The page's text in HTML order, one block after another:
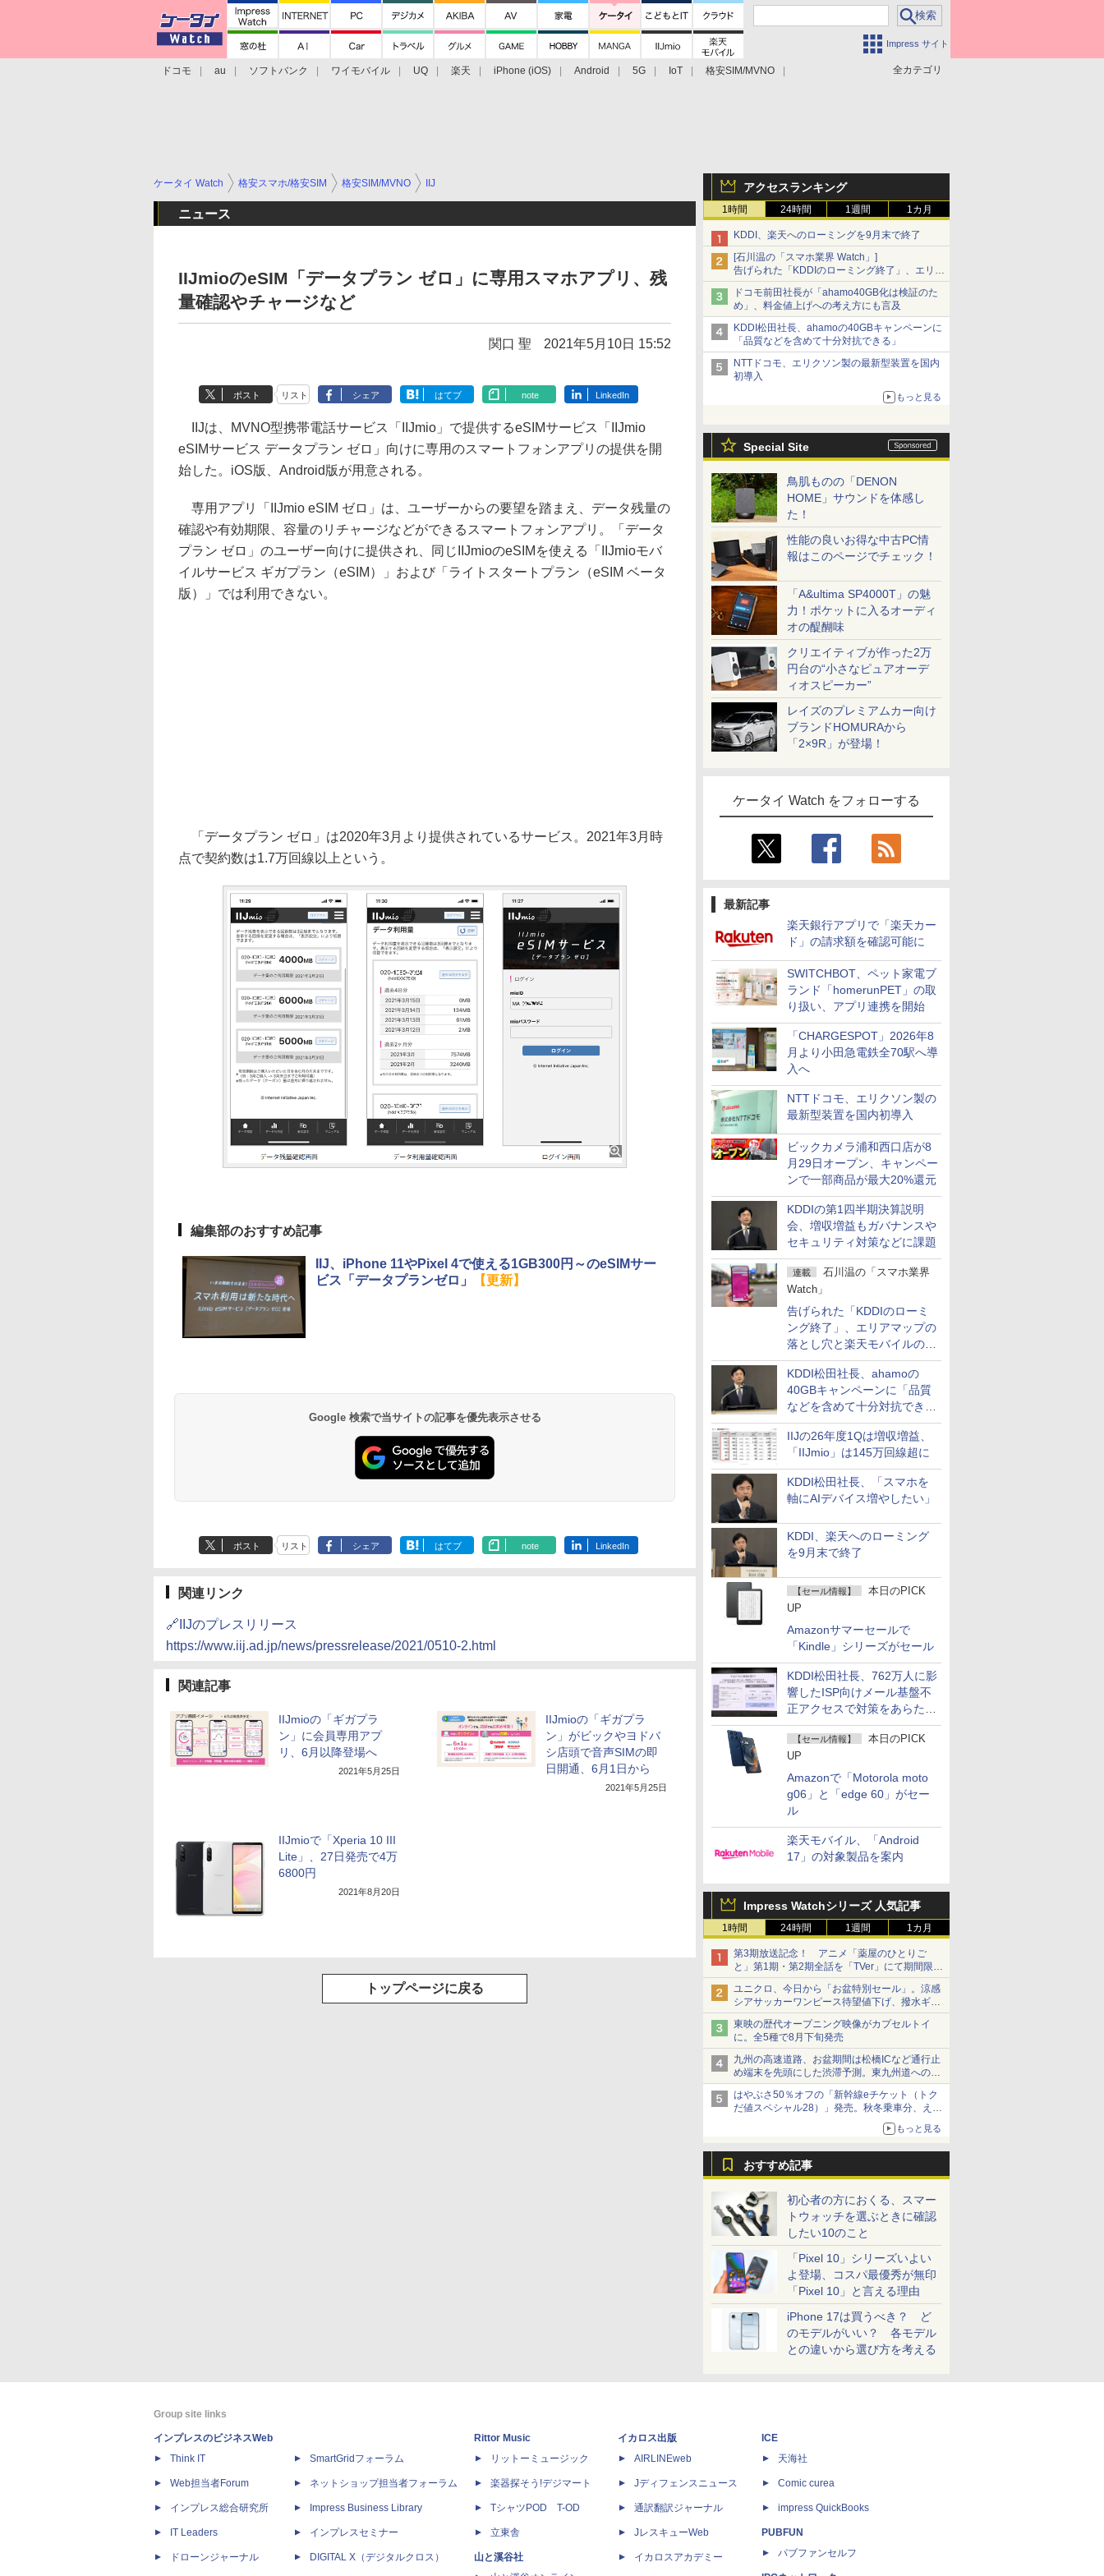
Impress サイト
全カテゴリ
ドコモ au ソフトバンク ワイモバイル UQ 楽天 iPhone (iOS) Android 5G IoT
格安SIM/MVNO
アクセスランキング
1時間 24時間 1週間 1カ月
KDDI、楽天へのローミングを9月末で終了
[石川温の「スマホ業界 Watch」]
告げられた「KDDIのローミング終了」、エリア
マップの落とし穴と楽天モバイルの課題
ドコモ前田社長が「ahamo40GB化は検証のた
め」、料金値上げへの考え方にも言及
KDDI松田社長、ahamoの40GBキャンペーンに
「品質などを含めて十分対抗できる」
NTTドコモ、エリクソン製の最新型装置を国内
初導入
もっと見る
Special Site
鳥肌ものの「DENON
HOME」サウンドを体感し
た！
性能の良いお得な中古PC情
報はこのページでチェック！
「A&ultima SP4000T」の魅
力！ポケットに入るオーディ
オの醍醐味
クリエイティブが作った2万
円台の“小さなピュアオーデ
ィオスピーカー”
レイズのプレミアムカー向け
ブランドHOMURAから
「2×9R」が登場！
ケータイ Watch をフォローする
最新記事
楽天銀行アプリで「楽天カー
ド」の請求額を確認可能に
SWITCHBOT、ペット家電ブ
ランド「homerunPET」の取
り扱い、アプリ連携を開始
「CHARGESPOT」2026年8
月より小田急電鉄全70駅へ導
入へ
NTTドコモ、エリクソン製の
最新型装置を国内初導入
ビックカメラ浦和西口店が8
月29日オープン、キャンペー
ンで一部商品が最大20%還元
KDDIの第1四半期決算説明
会、増収増益もガバナンスや
セキュリティ対策などに課題
連載
石川温の「スマホ業界
Watch」
告げられた「KDDIのローミ
ング終了」、エリアマップの
落とし穴と楽天モバイルの課
題
KDDI松田社長、ahamoの
40GBキャンペーンに「品質
などを含めて十分対抗でき
る」
IIJの26年度1Qは増収増益、
「IIJmio」は145万回線超に
KDDI松田社長、「スマホを
軸にAIデバイス増やしたい」
KDDI、楽天へのローミング
を9月末で終了
【セール情報】
本日のPICK
UP
Amazonサマーセールで
「Kindle」シリーズがセール
KDDI松田社長、762万人に影
響したISP向けメール基盤不
正アクセスで対策をあらため
て説明
【セール情報】
本日のPICK
UP
Amazonで「Motorola moto
g06」と「edge 60」がセー
ル
楽天モバイル、「Android
17」の対象製品を案内
Impress Watchシリーズ 人気記事
1時間 24時間 1週間 1カ月
第3期放送記念！ アニメ「薬屋のひとりご
と」第1期・第2期全話を「TVer」にて期間限定
で順次無料配信開始
ユニクロ、今日から「お盆特別セール」。涼感
シアサッカーワンピース待望値下げ、撥水ギア
ショーツは1990円に
東映の歴代オープニング映像がカプセルトイ
に。全5種で8月下旬発売
九州の高速道路、お盆期間は松橋ICなど通行止
め端末を先頭にした渋滞予測。東九州道への迂
回は料金調整を実施
はやぶさ50％オフの「新幹線eチケット（トク
だ値スペシャル28）」発売。秋冬乗車分、えき
もっと見る
おすすめ記事
初心者の方におくる、スマー
トウォッチを選ぶときに確認
したい10のこと
「Pixel 10」シリーズいよい
よ登場、コスパ最優秀が無印
「Pixel 10」と言える理由
iPhone 17は買うべき？ ど
のモデルがいい？ 各モデル
との違いから選び方を考える
ケータイ Watch 格安スマホ/格安SIM 格安SIM/MVNO IIJ
ニュース
IIJmioのeSIM「データプラン ゼロ」に専用スマホアプリ、残
量確認やチャージなど
関口 聖 2021年5月10日 15:52
ポスト リスト シェア はてブ note LinkedIn
IIJは、MVNO型携帯電話サービス「IIJmio」で提供するeSIMサービス「IIJmio
eSIMサービス データプラン ゼロ」向けに専用のスマートフォンアプリの提供を開
始した。iOS版、Android版が用意される。
専用アプリ「IIJmio eSIM ゼロ」は、ユーザーからの要望を踏まえ、データ残量の
確認や有効期限、容量のリチャージなどができるスマートフォンアプリ。「データ
プラン ゼロ」のユーザー向けに提供され、同じIIJmioのeSIMを使える「IIJmioモバ
イルサービス ギガプラン（eSIM）」および「ライトスタートプラン（eSIM ベータ
版）」では利用できない。
「データプラン ゼロ」は2020年3月より提供されているサービス。2021年3月時
点で契約数は1.7万回線以上という。
編集部のおすすめ記事
IIJ、iPhone 11やPixel 4で使える1GB300円～のeSIMサー
ビス「データプランゼロ」
【更新】
Google 検索で当サイトの記事を優先表示させる
ポスト リスト シェア はてブ note LinkedIn
関連リンク
🔗IIJのプレスリリース
https://www.iij.ad.jp/news/pressrelease/2021/0510-2.html
関連記事
IIJmioの「ギガプラ
ン」に会員専用アプ
リ、6月以降登場へ
2021年5月25日
IIJmioの「ギガプラ
ン」がビックやヨドバ
シ店頭で音声SIMの即
日開通、6月1日から
2021年5月25日
IIJmioで「Xperia 10 III
Lite」、27日発売で4万
6800円
2021年8月20日
トップページに戻る
Group site links
インプレスのビジネスWeb
Think IT
Web担当者Forum
インプレス総合研究所
IT Leaders
ドローンジャーナル
SmartGridフォーラム
ネットショップ担当者フォーラム
Impress Business Library
インプレスセミナー
DIGITAL X（デジタルクロス）
Rittor Music
リットーミュージック
楽器探そう!デジマート
TシャツPOD T-OD
立東舎
山と溪谷社
イカロス出版
AIRLINEweb
Jディフェンスニュース
通訳翻訳ジャーナル
JレスキューWeb
イカロスアカデミー
ICE
天海社
Comic curea
impress QuickBooks
PUBFUN
パブファンセルフ